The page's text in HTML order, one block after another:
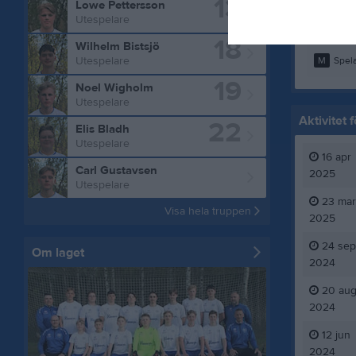
M
Aktivitet
16 apr
2025
23 mar
2025
24 sep
2024
20 aug
2024
12 jun
2024
Lowe Pettersson
Utespelare
18
Wilhelm Bistsjö
Utespelare
Noel Wigholm
Utespelare
Elis Bladh
Utespelare
Carl Gustavsen
Utespelare
Visa hela truppen
Om laget